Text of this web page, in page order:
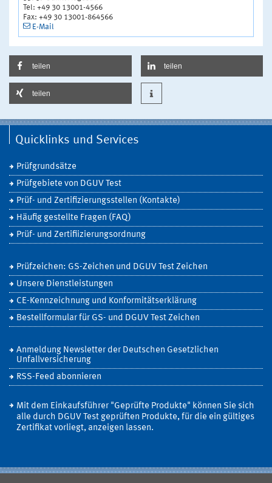
Tel: +49 30 13001-4566
Fax: +49 30 13001-864566
E-Mail
teilen teilen
teilen
Quicklinks und Services
Prüfgrundsätze
Prüfgebiete von DGUV Test
Prüf- und Zertifizierungsstellen (Kontakte)
Häufig gestellte Fragen (FAQ)
Prüf- und Zertifiizierungsordnung
Prüfzeichen: GS-Zeichen und DGUV Test Zeichen
Unsere Dienstleistungen
CE-Kennzeichnung und Konformitätserklärung
Bestellformular für GS- und DGUV Test Zeichen
Anmeldung Newsletter der Deutschen Gesetzlichen
Unfallversicherung
RSS-Feed abonnieren
Mit dem Einkaufsführer "Geprüfte Produkte" können Sie sich
alle durch DGUV Test geprüften Produkte, für die ein gültiges
Zertifikat vorliegt, anzeigen lassen.